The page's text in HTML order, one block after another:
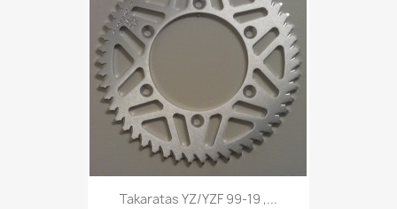
Takaratas YZ/YZF 99-19 ,...